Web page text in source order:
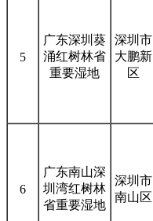
5
广东深圳葵
涌红树林省
重要湿地
深圳市
大鹏新
区
6
广东南山深
圳湾红树林
省重要湿地
深圳市
南山区